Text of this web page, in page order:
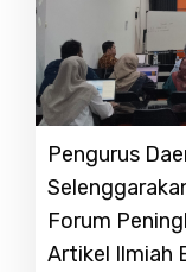
Pengurus
Forum
Artikel Ilmiah